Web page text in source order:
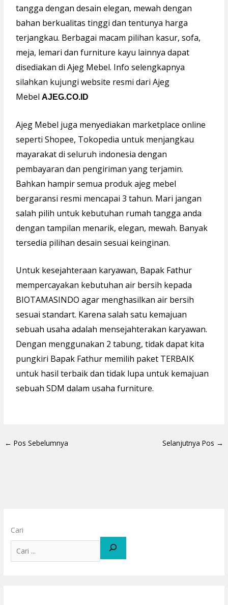
tangga dengan desain elegan, mewah dengan
bahan berkualitas tinggi dan tentunya harga
terjangkau. Berbagai macam pilihan kasur, sofa,
meja, lemari dan furniture kayu lainnya dapat
disediakan di Ajeg Mebel. Info selengkapnya
silahkan kujungi website resmi dari Ajeg
MebelAJEG.CO.ID
Ajeg Mebel juga menyediakan marketplace online
seperti Shopee, Tokopedia untuk menjangkau
mayarakat di seluruh indonesia dengan
pembayaran dan pengiriman yang terjamin.
Bahkan hampir semua produk ajeg mebel
bergaransi resmi mencapai 3 tahun. Mari jangan
salah pilih untuk kebutuhan rumah tangga anda
dengan tampilan menarik, elegan, mewah. Banyak
tersedia pilihan desain sesuai keinginan.
Untuk kesejahteraan karyawan, Bapak Fathur
mempercayakan kebutuhan air bersih kepada
BIOTAMASINDO agar menghasilkan air bersih
sesuai standart. Karena salah satu kemajuan
sebuah usaha adalah mensejahterakan karyawan.
Dengan menggunakan 2 tabung, tidak dapat kita
pungkiri Bapak Fathur memilih paket TERBAIK
untuk hasil terbaik dan tidak lupa untuk kemajuan
sebuah SDM dalam usaha furniture.
← Pos Sebelumnya Selanjutnya Pos →
Cari